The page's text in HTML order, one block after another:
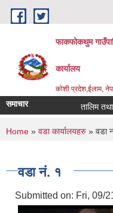
Skip to main content
फाकफोकथुम
कार्यालय
कोशी प्रदेश,ईलाम,
समाचार तालिम तथा
You are here
Home » वडा कार्यालयहरु » वडा
वडा नं. १
Submitted on: Fri, 09/